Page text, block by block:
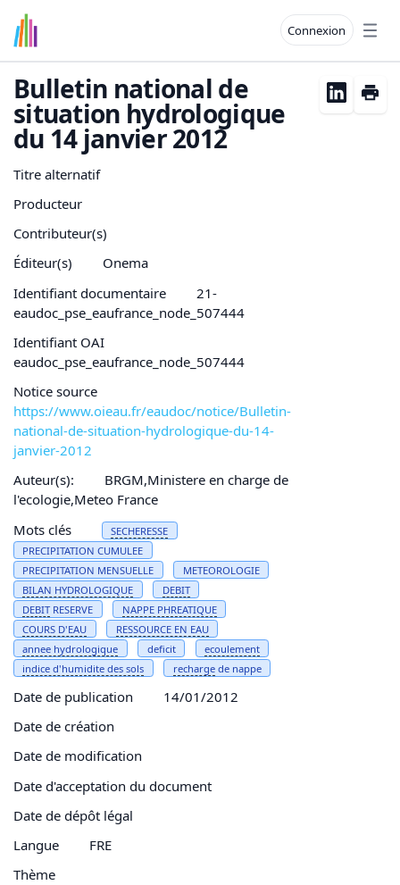
Connexion
Bulletin national de
situation hydrologique
du 14 janvier 2012
Titre alternatif
Producteur
Contributeur(s)
Éditeur(s)
Onema
Identifiant documentaire
21-
eaudoc_pse_eaufrance_node_507444
Identifiant OAI
eaudoc_pse_eaufrance_node_507444
Notice source
https://www.oieau.fr/eaudoc/notice/Bulletin-
national-de-situation-hydrologique-du-14-
janvier-2012
Auteur(s):
BRGM,Ministere en charge de
l'ecologie,Meteo France
Mots clés
SECHERESSE
PRECIPITATION CUMULEE
PRECIPITATION MENSUELLE
METEOROLOGIE
BILAN HYDROLOGIQUE
DEBIT
DEBIT RESERVE
NAPPE PHREATIQUE
COURS D'EAU RESSOURCE EN EAU
annee hydrologique
deficit
ecoulement
indice d'humidite des sols rechargede nappe
Date de publication
14/01/2012
Date de création
Date de modification
Date d'acceptation du document
Date de dépôt légal
Langue
FRE
Thème